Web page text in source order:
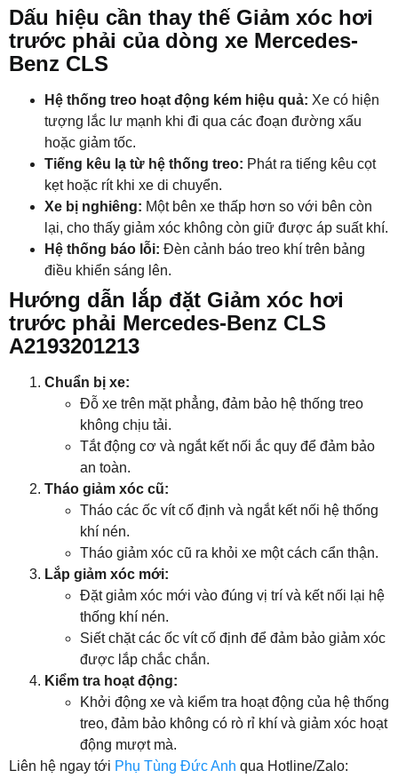
Dấu hiệu cần thay thế Giảm xóc hơi
trước phải của dòng xe Mercedes-
Benz CLS
Hệ thống treo hoạt động kém hiệu quả: Xe có hiện
tượng lắc lư mạnh khi đi qua các đoạn đường xấu
hoặc giảm tốc.
Tiếng kêu lạ từ hệ thống treo: Phát ra tiếng kêu cọt
kẹt hoặc rít khi xe di chuyển.
Xe bị nghiêng: Một bên xe thấp hơn so với bên còn
lại, cho thấy giảm xóc không còn giữ được áp suất khí.
Hệ thống báo lỗi: Đèn cảnh báo treo khí trên bảng
điều khiển sáng lên.
Hướng dẫn lắp đặt Giảm xóc hơi
trước phải Mercedes-Benz CLS
A2193201213
Chuẩn bị xe:
Đỗ xe trên mặt phẳng, đảm bảo hệ thống treo
không chịu tải.
Tắt động cơ và ngắt kết nối ắc quy để đảm bảo
an toàn.
Tháo giảm xóc cũ:
Tháo các ốc vít cố định và ngắt kết nối hệ thống
khí nén.
Tháo giảm xóc cũ ra khỏi xe một cách cẩn thận.
Lắp giảm xóc mới:
Đặt giảm xóc mới vào đúng vị trí và kết nối lại hệ
thống khí nén.
Siết chặt các ốc vít cố định để đảm bảo giảm xóc
được lắp chắc chắn.
Kiểm tra hoạt động:
Khởi động xe và kiểm tra hoạt động của hệ thống
treo, đảm bảo không có rò rỉ khí và giảm xóc hoạt
động mượt mà.
Liên hệ ngay tới Phụ Tùng Đức Anh qua Hotline/Zalo: